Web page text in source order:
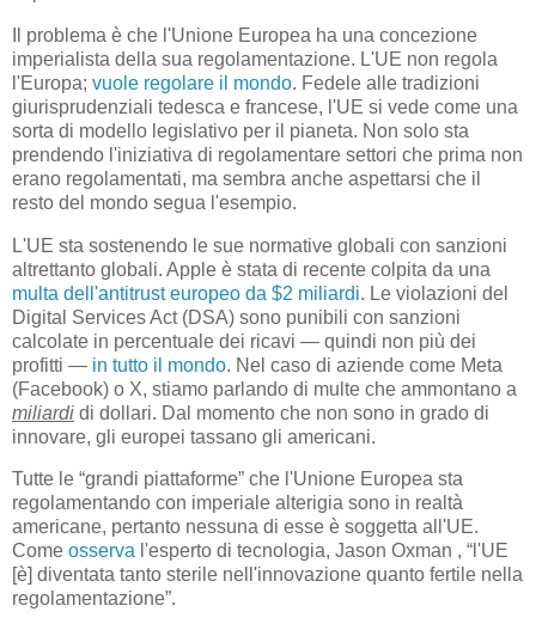
Il problema è che l'Unione Europea ha una concezione
imperialista della sua regolamentazione. L'UE non regola
l'Europa; vuole regolare il mondo. Fedele alle tradizioni
giurisprudenziali tedesca e francese, l'UE si vede come una
sorta di modello legislativo per il pianeta. Non solo sta
prendendo l'iniziativa di regolamentare settori che prima non
erano regolamentati, ma sembra anche aspettarsi che il
resto del mondo segua l'esempio.
L'UE sta sostenendo le sue normative globali con sanzioni
altrettanto globali. Apple è stata di recente colpita da una
multa dell'antitrust europeo da $2 miliardi. Le violazioni del
Digital Services Act (DSA) sono punibili con sanzioni
calcolate in percentuale dei ricavi — quindi non più dei
profitti — in tutto il mondo. Nel caso di aziende come Meta
(Facebook) o X, stiamo parlando di multe che ammontano a
miliardi di dollari. Dal momento che non sono in grado di
innovare, gli europei tassano gli americani.
Tutte le “grandi piattaforme” che l'Unione Europea sta
regolamentando con imperiale alterigia sono in realtà
americane, pertanto nessuna di esse è soggetta all'UE.
Come osserva l'esperto di tecnologia, Jason Oxman , “l'UE
[è] diventata tanto sterile nell'innovazione quanto fertile nella
regolamentazione”.